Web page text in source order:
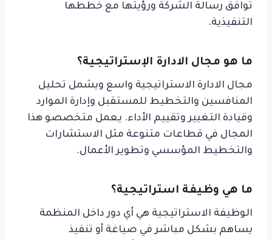
توافق رسالة الشركة ورؤيتها مع خططها
التنفيذية.
ما هو مجال الادارة الإستراتيجية؟
مجال الادارة الاستراتيجية واسع ويشمل تحليل
المنافسين والتخطيط للمستقبل وإدارة الموارد
وقيادة التغيير وتقييم الأداء. يعمل متخصصو هذا
المجال في قطاعات متنوعة مثل الاستشارات
والتخطيط المؤسسي وتطوير الأعمال.
ما هي وظيفة استراتيجية؟
الوظيفة الاستراتيجية هي أي دور داخل المنظمة
يساهم بشكل مباشر في صياغة أو تنفيذ